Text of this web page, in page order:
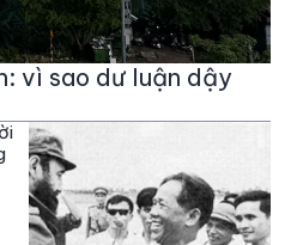
vì sao dư luận dậy